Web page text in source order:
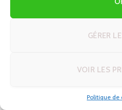
GÉRER
VOIR LES
Politique de
témoignages et
partagent souvent des récits
Namibiens et la beauté